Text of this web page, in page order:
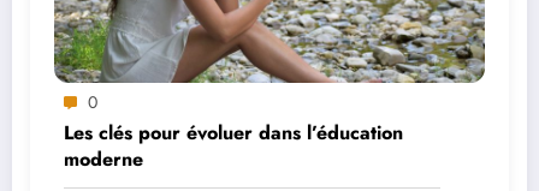
0
Les clés pour évoluer dans l’éducation
moderne